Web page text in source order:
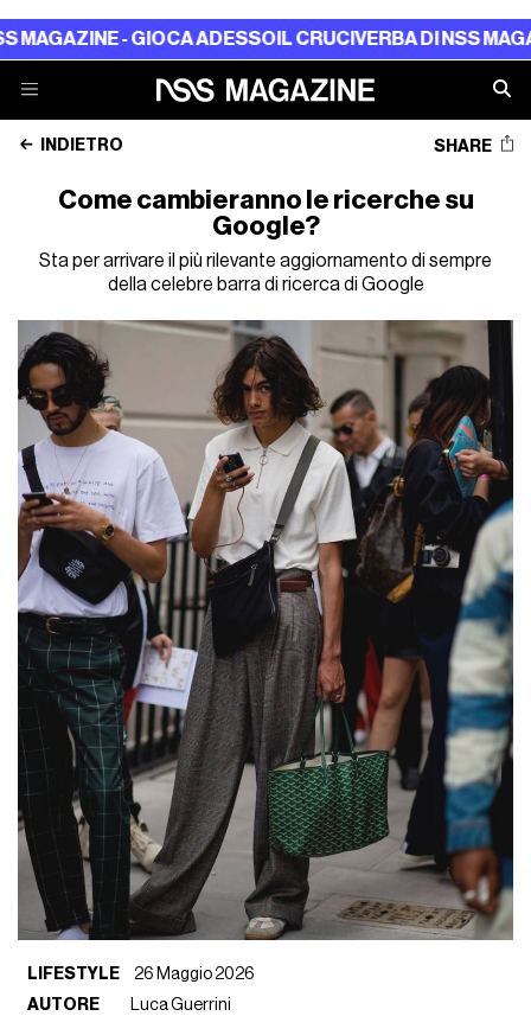
- GIOCA ADESSOIL CRUCIVERBA DI NSS
INDIETRO SHARE
Come cambieranno le ricerche su
Google?
Sta per arrivare il più rilevante aggiornamento di sempre
della celebre barra di ricerca di Google
LIFESTYLE
26 Maggio 2026
AUTORE
Luca Guerrini